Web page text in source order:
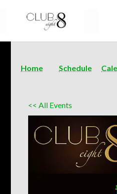
Home Schedule
<< All Events